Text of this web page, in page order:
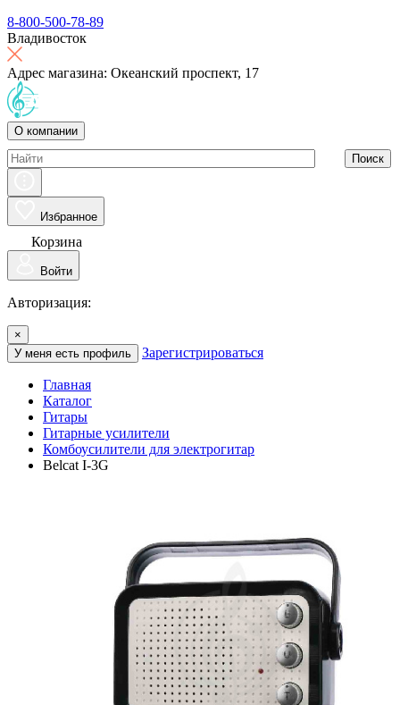
8-800-500-78-89
Владивосток
Адрес магазина: Океанский проспект, 17
О компании
Поиск
Избранное
Корзина
Войти
Авторизация:
×
У меня есть профиль
Зарегистрироваться
Главная
Каталог
Гитары
Гитарные усилители
Комбоусилители для электрогитар
Belcat I-3G